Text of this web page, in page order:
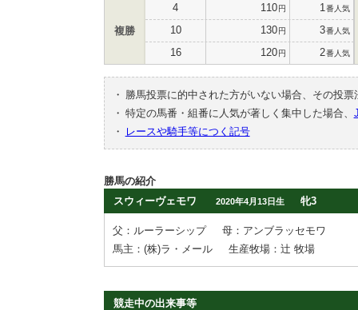
複勝
4 110円 1 番人気
10 130円 3番人気
16 120円 2番人気
・
勝馬投票に的中された方がいない場合、その投
・ 特定の馬番・組番に人気が著しく集中した場合、
・
レースや騎手等につく記号
勝馬の紹介
スウィーヴェモワ
2020年4月13日生 牝3
父：ルーラーシップ
母：アンブラッセモワ
馬主：(株)ラ・メール
生産牧場：辻 牧場
競走中の出来事等